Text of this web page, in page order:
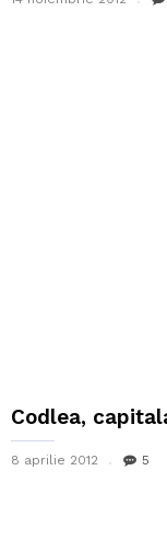
Codlea,
8 aprilie 2012 5